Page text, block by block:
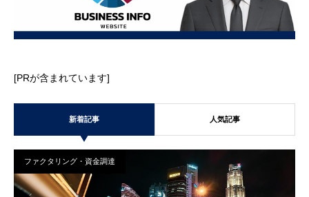
[PRが含まれています]
新着記事 人気記事
ファクタリング・資金調達